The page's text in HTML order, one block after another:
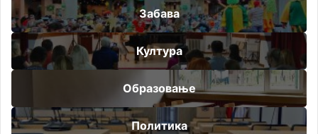
Забава
Култура
Образовање
Политика